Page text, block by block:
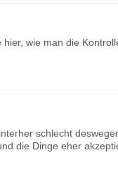
wie man die
schlecht
die Dinge eher